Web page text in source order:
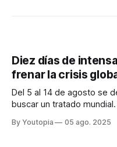
Diez días de
frenar la crisis
Del 5 al 14 de agosto se
buscar un tratado
By Youtopia 05 ago. 2025